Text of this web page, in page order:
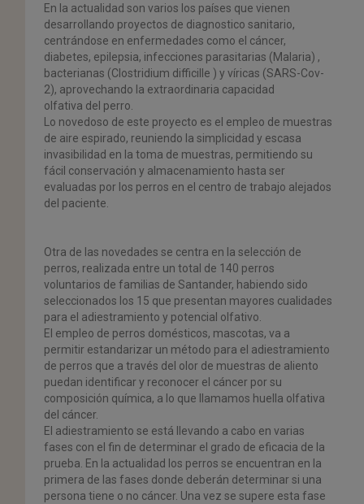
En la actualidad son varios los países que vienen
desarrollando proyectos de diagnostico sanitario,
centrándose en enfermedades como el cáncer,
diabetes, epilepsia, infecciones parasitarias (Malaria) ,
bacterianas (Clostridium difficille ) y víricas (SARS-Cov-
2), aprovechando la extraordinaria capacidad
olfativa del perro.
Lo novedoso de este proyecto es el empleo de muestras
de aire espirado, reuniendo la simplicidad y escasa
invasibilidad en la toma de muestras, permitiendo su
fácil conservación y almacenamiento hasta ser
evaluadas por los perros en el centro de trabajo alejados
del paciente.
Otra de las novedades se centra en la selección de
perros, realizada entre un total de 140 perros
voluntarios de familias de Santander, habiendo sido
seleccionados los 15 que presentan mayores cualidades
para el adiestramiento y potencial olfativo.
El empleo de perros domésticos, mascotas, va a
permitir estandarizar un método para el adiestramiento
de perros que a través del olor de muestras de aliento
puedan identificar y reconocer el cáncer por su
composición química, a lo que llamamos huella olfativa
del cáncer.
El adiestramiento se está llevando a cabo en varias
fases con el fin de determinar el grado de eficacia de la
prueba. En la actualidad los perros se encuentran en la
primera de las fases donde deberán determinarsi una
persona tiene o no cáncer. Una vez se supere esta fase